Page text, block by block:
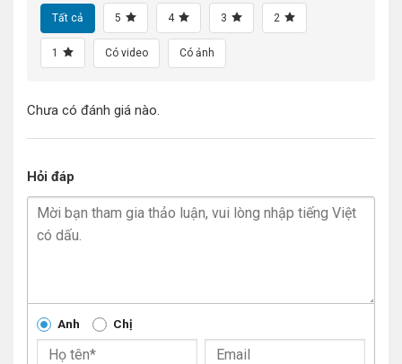
Tất cả 5 4 3 2
1 Có video Có ảnh
Chưa có đánh giá nào.
Hỏi đáp
Anh Chị